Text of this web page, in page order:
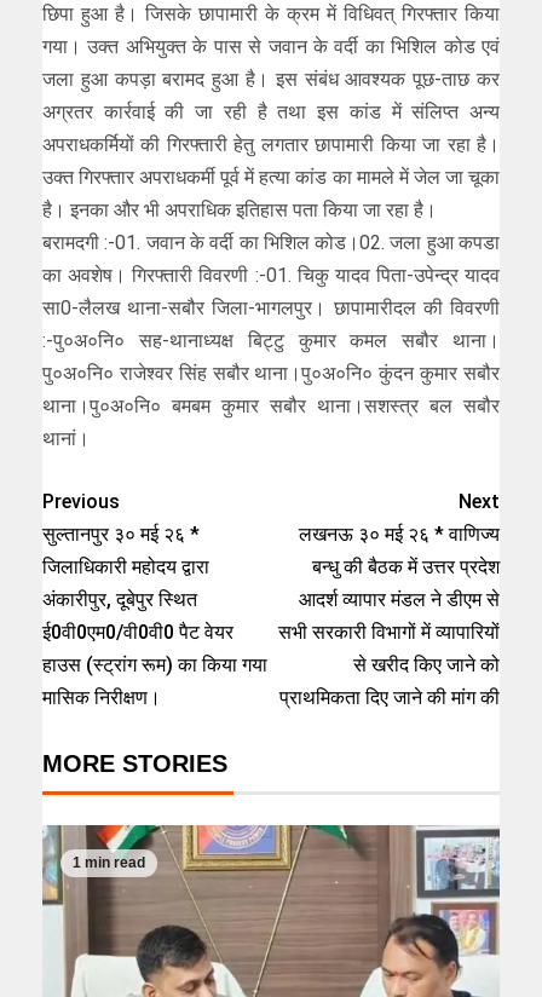
छिपा हुआ है। जिसके छापामारी के क्रम में विधिवत् गिरफ्तार किया
गया। उक्त अभियुक्त के पास से जवान के वर्दी का भिशिल कोड एवं
जला हुआ कपड़ा बरामद हुआ है। इस संबंध आवश्यक पूछ-ताछ कर
अग्रतर कार्रवाई की जा रही है तथा इस कांड में संलिप्त अन्य
अपराधकर्मियों की गिरफ्तारी हेतु लगतार छापामारी किया जा रहा है।
उक्त गिरफ्तार अपराधकर्मी पूर्व में हत्या कांड का मामले में जेल जा चूका
है। इनका और भी अपराधिक इतिहास पता किया जा रहा है।
बरामदगी :-01. जवान के वर्दी का भिशिल कोड।02. जला हुआ कपडा
का अवशेष। गिरफ्तारी विवरणी :-01. चिकु यादव पिता-उपेन्द्र यादव
सा0-लैलख थाना-सबौर जिला-भागलपुर। छापामारीदल की विवरणी
:-पु०अ०नि० सह-थानाध्यक्ष बिट्टु कुमार कमल सबौर थाना।
पु०अ०नि० राजेश्वर सिंह सबौर थाना।पु०अ०नि० कुंदन कुमार सबौर
थाना।पु०अ०नि० बमबम कुमार सबौर थाना।सशस्त्र बल सबौर
थानां।
Previous
सुल्तानपुर ३० मई २६ *
जिलाधिकारी महोदय द्वारा
अंकारीपुर, दूबेपुर स्थित
ई0वी0एम0/वी0वी0 पैट वेयर
हाउस (स्ट्रांग रूम) का किया गया
मासिक निरीक्षण।
Next
लखनऊ ३० मई २६ * वाणिज्य
बन्धु की बैठक में उत्तर प्रदेश
आदर्श व्यापार मंडल ने डीएम से
सभी सरकारी विभागों में व्यापारियों
से खरीद किए जाने को
प्राथमिकता दिए जाने की मांग की
MORE STORIES
1 min read